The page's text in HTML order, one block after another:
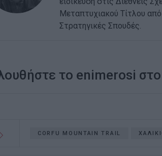
Μεταπτυχιακού Τίτλου
Στρατηγικές Σπουδές.
το enimerosi στο
CORFU MOUNTAIN TRAIL